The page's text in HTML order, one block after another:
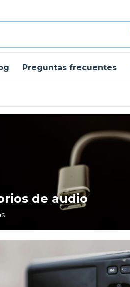
Preguntas frecuentes
de audio